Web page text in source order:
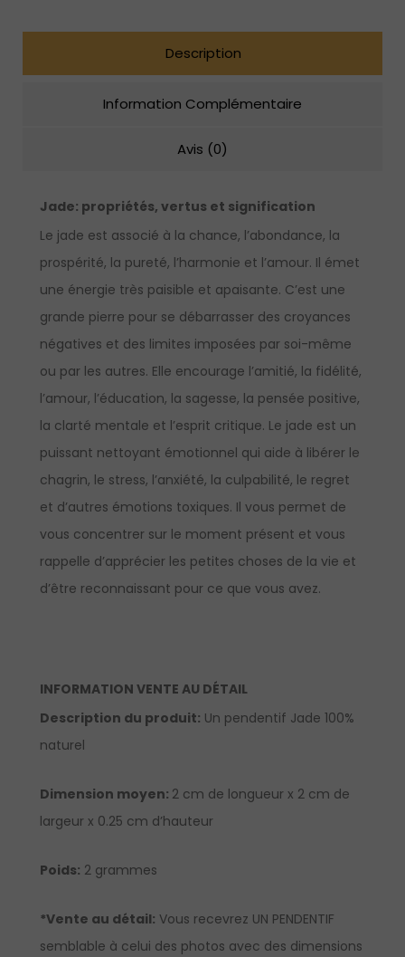
Description
Information Complémentaire
Avis (0)
Jade: propriétés, vertus et signification
Le jade est associé à la chance, l’abondance, la
prospérité, la pureté, l’harmonie et l’amour. Il émet
une énergie très paisible et apaisante. C’est une
grande pierre pour se débarrasser des croyances
négatives et des limites imposées par soi-même
ou par les autres. Elle encourage l’amitié, la fidélité,
l’amour, l’éducation, la sagesse, la pensée positive,
la clarté mentale et l’esprit critique. Le jade est un
puissant nettoyant émotionnel qui aide à libérer le
chagrin, le stress, l’anxiété, la culpabilité, le regret
et d’autres émotions toxiques. Il vous permet de
vous concentrer sur le moment présent et vous
rappelle d’apprécier les petites choses de la vie et
d’être reconnaissant pour ce que vous avez.
INFORMATION VENTE AU DÉTAIL
Description du produit: Un pendentif Jade 100%
naturel
Dimension moyen: 2 cm de longueur x 2 cm de
largeur x 0.25 cm d’hauteur
Poids: 2 grammes
*Vente au détail: Vous recevrez UN PENDENTIF
semblable à celui des photos avec des dimensions